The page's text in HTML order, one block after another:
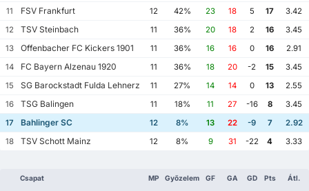
11
FSV Frankfurt 12 42% 23 18 5 17
3.42
12
TSV Steinbach 11 36% 20 18 2 16
3.45
13
Offenbacher FC Kickers 1901 11 36% 16 16 0 16
2.91
14
FC Bayern Alzenau 1920 11 36% 18 20 -2 15
3.45
15
SG Barockstadt Fulda Lehnerz 11 27% 14 14 0 13
2.55
16
TSG Balingen 11 18% 11 27 -16 8
3.45
17
Bahlinger SC 12 8% 13 22 -9 7
2.92
18
TSV Schott Mainz 12 8% 9 31 -22 4 3.33
Csapat MP Győzelem GF GA GD Pts Átl.